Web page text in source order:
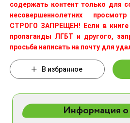
содержать контент только для
несовершеннолетних
СТРОГО ЗАПРЕЩЕН! Если в книге
пропаганды ЛГБТ и другого,
просьба написать на почту для
В избранное
Информация о